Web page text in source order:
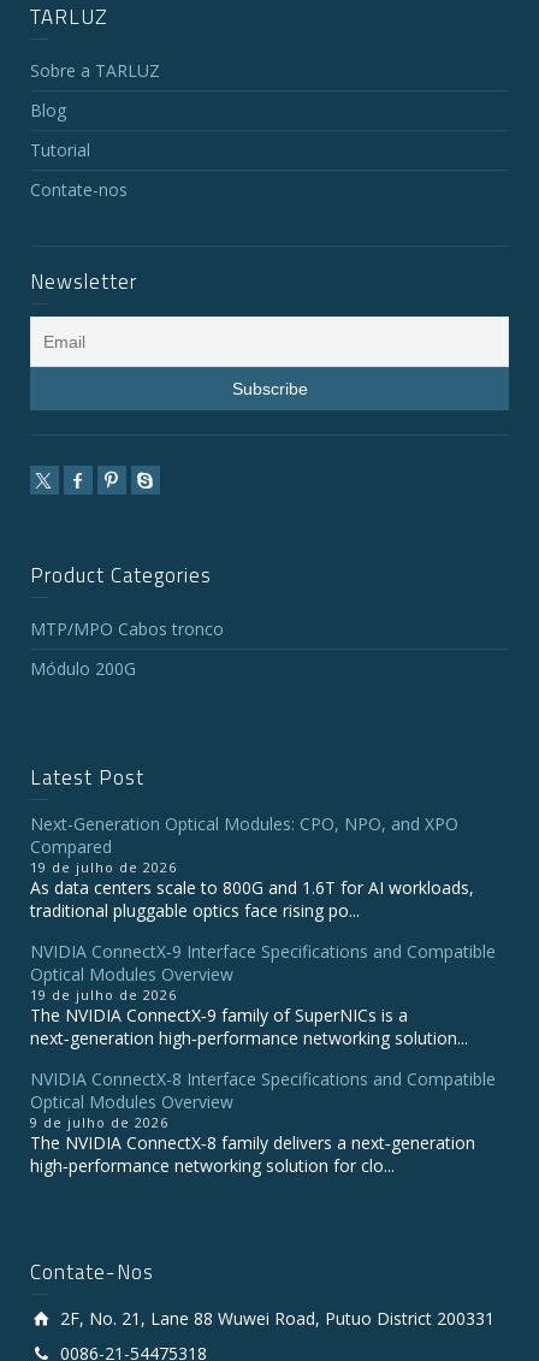
TARLUZ
Sobre a TARLUZ
Blog
Tutorial
Contate-nos
Newsletter
Product Categories
MTP/MPO Cabos tronco
Módulo 200G
Latest Post
Next-Generation Optical Modules: CPO, NPO, and XPO
Compared
19 de julho de 2026
As data centers scale to 800G and 1.6T for AI workloads,
traditional pluggable optics face rising po...
NVIDIA ConnectX‑9 Interface Specifications and Compatible
Optical Modules Overview
19 de julho de 2026
The NVIDIA ConnectX‑9 family of SuperNICs is a
next‑generation high‑performance networking solution...
NVIDIA ConnectX-8 Interface Specifications and Compatible
Optical Modules Overview
9 de julho de 2026
The NVIDIA ConnectX‑8 family delivers a next‑generation
high‑performance networking solution for clo...
Contate-Nos
2F, No. 21, Lane 88 Wuwei Road, Putuo District 200331
0086-21-54475318